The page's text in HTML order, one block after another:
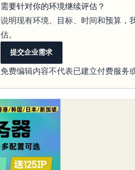
需要针对你的环境继续评估？
说明现有环境、目标、时间和预算，
估。
提交企业需求
免费编辑内容不代表已建立付费服务